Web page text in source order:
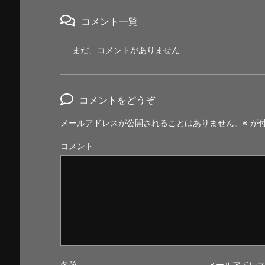
コメント一覧
まだ、コメントがありません
コメントをどうぞ
メールアドレスが公開されることはありません。 ※ が
コメント